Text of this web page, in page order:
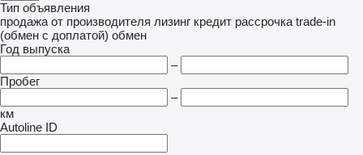
Тип объявления
продажа от производителя лизинг кредит рассрочка trade-in
(обмен с доплатой) обмен
Год выпуска
–
Пробег
–
км
Autoline ID